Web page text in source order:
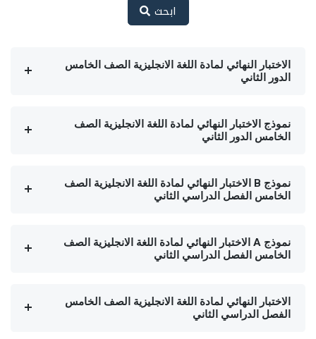
ابحث
الاختبار النهائي لمادة اللغة الانجليزية الصف الخامس
الدور الثاني
نموذج الاختبار النهائي لمادة اللغة الانجليزية الصف
الخامس الدور الثاني
نموذج B الاختبار النهائي لمادة اللغة الانجليزية الصف
الخامس الفصل الدراسي الثاني
نموذج A الاختبار النهائي لمادة اللغة الانجليزية الصف
الخامس الفصل الدراسي الثاني
الاختبار النهائي لمادة اللغة الانجليزية الصف الخامس
الفصل الدراسي الثاني